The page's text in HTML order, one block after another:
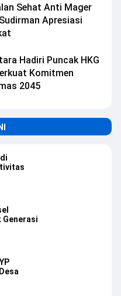
Sehat Anti Mager
Apresiasi
Hadiri Puncak HKG
Komitmen
2045
Generasi